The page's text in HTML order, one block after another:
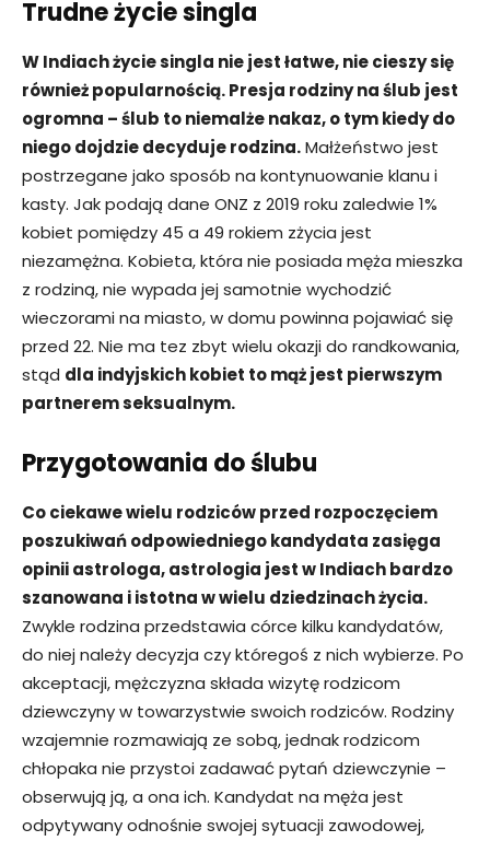
Trudne życie singla
W Indiach życie singla nie jest łatwe, nie cieszy się
również popularnością. Presja rodziny na ślub jest
ogromna – ślub to niemalże nakaz, o tym kiedy do
niego dojdzie decyduje rodzina.Małżeństwo jest
postrzegane jako sposób na kontynuowanie klanu i
kasty. Jak podają dane ONZ z 2019 roku zaledwie 1%
kobiet pomiędzy 45 a 49 rokiem zżycia jest
niezamężna. Kobieta, która nie posiada męża mieszka
z rodziną, nie wypada jej samotnie wychodzić
wieczorami na miasto, w domu powinna pojawiać się
przed 22. Nie ma tez zbyt wielu okazji do randkowania,
stąd dla indyjskich kobiet to mąż jest pierwszym
partnerem seksualnym.
Przygotowania do ślubu
Co ciekawe wielu rodziców przed rozpoczęciem
poszukiwań odpowiedniego kandydata zasięga
opinii astrologa, astrologia jest w Indiach bardzo
szanowana i istotna w wielu dziedzinach życia.
Zwykle rodzina przedstawia córce kilku kandydatów,
do niej należy decyzja czy któregoś z nich wybierze. Po
akceptacji, mężczyzna składa wizytę rodzicom
dziewczyny w towarzystwie swoich rodziców. Rodziny
wzajemnie rozmawiają ze sobą, jednak rodzicom
chłopaka nie przystoi zadawać pytań dziewczynie –
obserwują ją, a ona ich. Kandydat na męża jest
odpytywany odnośnie swojej sytuacji zawodowej,